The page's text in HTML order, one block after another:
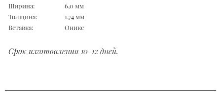
Ширина:
6,0 мм
Толщина:
1,74 мм
Вставка:
Оникс
Срок изготовления 10-12 дней.